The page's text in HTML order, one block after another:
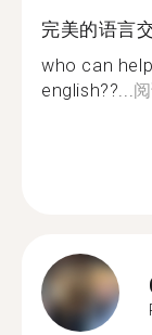
完美的语言
who can
english??...